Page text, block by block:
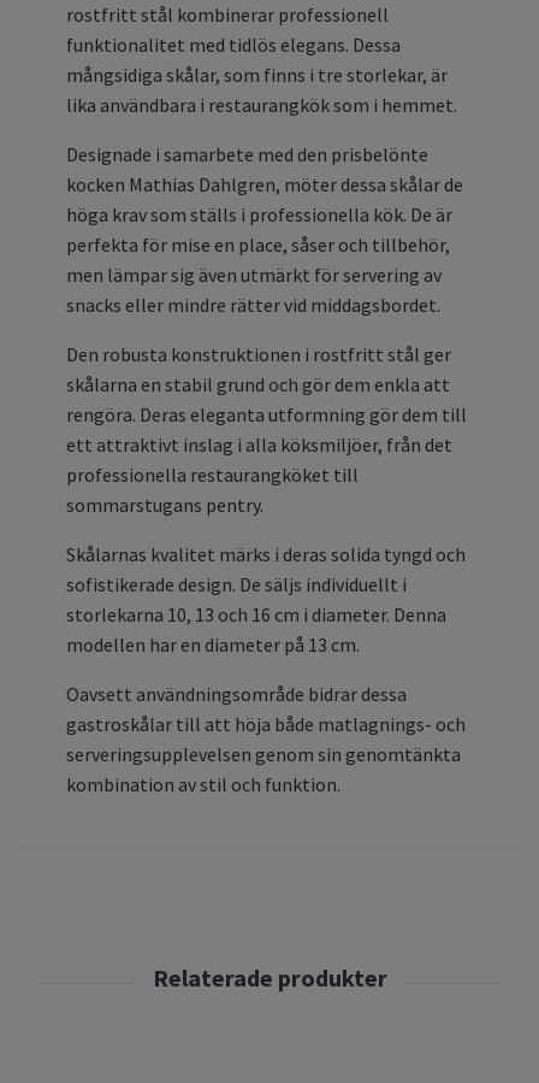
rostfritt stål kombinerar professionell
funktionalitet med tidlös elegans. Dessa
mångsidiga skålar, som finns i tre storlekar, är
lika användbara i restaurangkök som i hemmet.
Designade i samarbete med den prisbelönte
kocken Mathias Dahlgren, möter dessa skålar de
höga krav som ställs i professionella kök. De är
perfekta för mise en place, såser och tillbehör,
men lämpar sig även utmärkt för servering av
snacks eller mindre rätter vid middagsbordet.
Den robusta konstruktionen i rostfritt stål ger
skålarna en stabil grund och gör dem enkla att
rengöra. Deras eleganta utformning gör dem till
ett attraktivt inslag i alla köksmiljöer, från det
professionella restaurangköket till
sommarstugans pentry.
Skålarnas kvalitet märks i deras solida tyngd och
sofistikerade design. De säljs individuellt i
storlekarna 10, 13 och 16 cm i diameter. Denna
modellen har en diameter på 13 cm.
Oavsett användningsområde bidrar dessa
gastroskålar till att höja både matlagnings- och
serveringsupplevelsen genom sin genomtänkta
kombination av stil och funktion.